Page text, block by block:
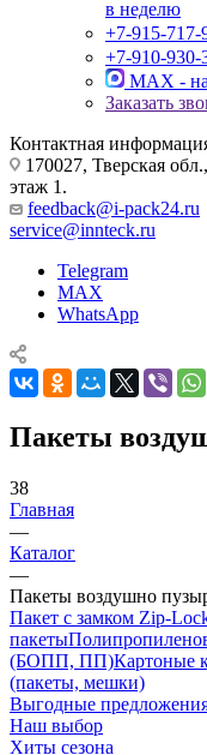
в неделю
+7-915-717-
+7-910-930-
MAX -
Заказать
Контактная
170027, Тверская
этаж 1.
feedback@i-pack24.ru
service@innteck.ru
Telegram
MAX
WhatsApp
Пакеты
38
Главная
—
Каталог
—
Пакеты воздушно
Пакет с замком Zip-
пакеты
(БОПП, ПП)Картоные
(пакеты, мешки)
Выгодные
Наш выбор
Хиты сезона